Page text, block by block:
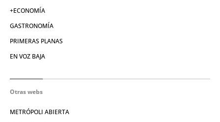
+ECONOMÍA
GASTRONOMÍA
PRIMERAS PLANAS
EN VOZ BAJA
Otras webs
METRÓPOLI ABIERTA